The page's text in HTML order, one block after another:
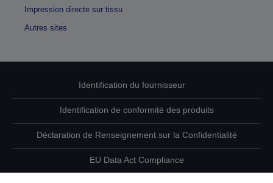
Impression directe sur tissu
Autres sites
Identification du fournisseur
Identification de conformité des produits
Déclaration de Renseignement sur la Confidentialité
EU Data Act Compliance